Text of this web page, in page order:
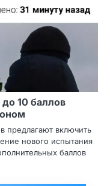
10 баллов
предлагают включить
нового испытания
баллов